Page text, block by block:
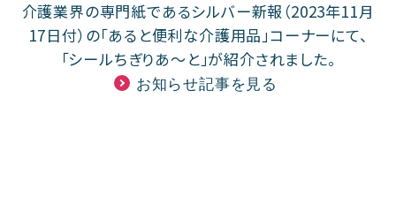
介護業界の専門紙であるシルバー新報（2023年11月
17日付）の「あると便利な介護用品」コーナーにて、
「シールちぎりあ〜と」が紹介されました。
お知らせ記事を見る